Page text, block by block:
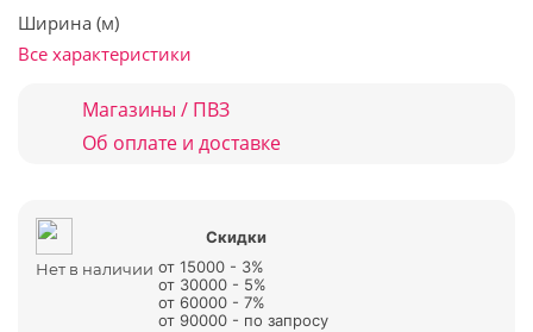
Ширина (м)
Все характеристики
Магазины / ПВЗ
Об оплате и доставке
Скидки
от 15000 - 3%
от 30000 - 5%
от 60000 - 7%
от 90000 - по запросу
Нет в наличии